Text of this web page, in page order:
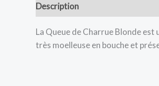
Description
La Queue de Charrue Blonde
très moelleuse en bouche et